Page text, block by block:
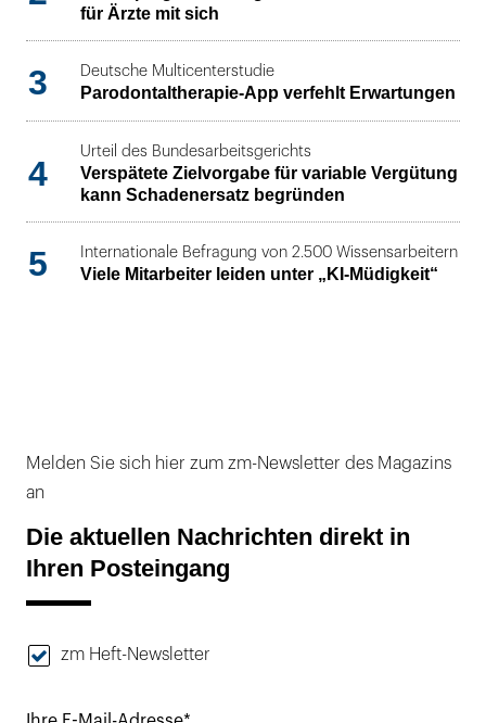
für Ärzte mit sich
3 Deutsche Multicenterstudie
Parodontaltherapie-App verfehlt Erwartungen
4
Urteil des Bundesarbeitsgerichts
Verspätete Zielvorgabe für variable Vergütung
kann Schadenersatz begründen
5 Internationale Befragung von 2.500 Wissensarbeitern
Viele Mitarbeiter leiden unter „KI-Müdigkeit“
Melden Sie sich hier zum zm-Newsletter des Magazins
an
Die aktuellen Nachrichten direkt in
Ihren Posteingang
zm Heft-Newsletter